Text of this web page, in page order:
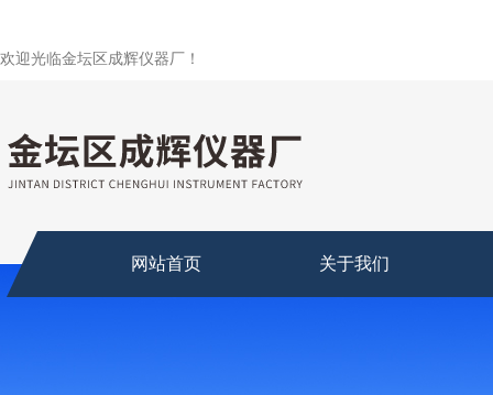
欢迎光临金坛区成辉仪器厂！
网站首页 关于我们